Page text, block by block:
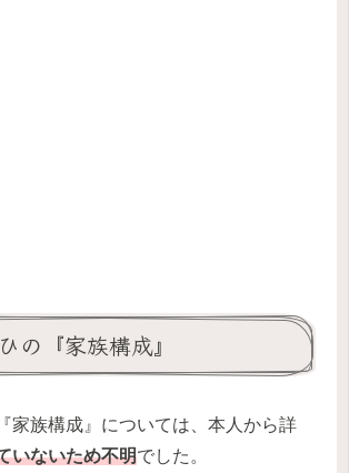
の『家族構成』
家族構成』については、本人から詳
いないため不明でした。